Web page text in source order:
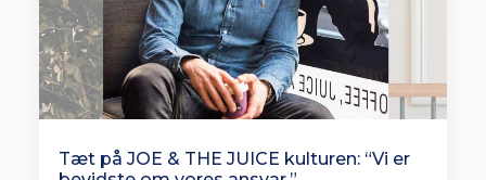
Tæt på JOE & THE JUICE kulturen: “Vi er